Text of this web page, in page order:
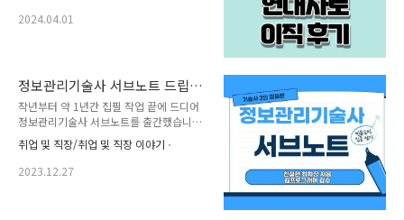
는 시간도 아깝습니다. 빨리 좋은 서브노트
같이 가니까 문제 안되는듯 까페 가는 정도
일함 3. 위치 동탄에서 서울이나 분당 집 구
매 찾는중 지하철 권역이면 최고인듯 4.연
봉 케바케 이지만 보너스는 업황이니까 차
치 하고 계약만 따지면 삼성은 아무리 노력
해봤자 수석 1.2억에 max걸려있음 현차는
셀캡 개념 없고 대신에 연봉이 고과 못받으
면 천천히 오르는것 같음. 그래도 책임이상
2024.04.01
정보관리기술사 서브노트 드립니
다.
작년부터 약 1년간 집필 작업 끝에 드디어
정보관리기술사 서브노트를 출간했습니다.
(기술사 2명 공동집필) 1. 학원에 갈 상황이
안되서 독학을 하려는데 어떻게 답안을 작
성해야되는지 모르시는 분? 2. 기술사 공부
취업 및 직장/취업 및 직장 이야기
2023.12.27